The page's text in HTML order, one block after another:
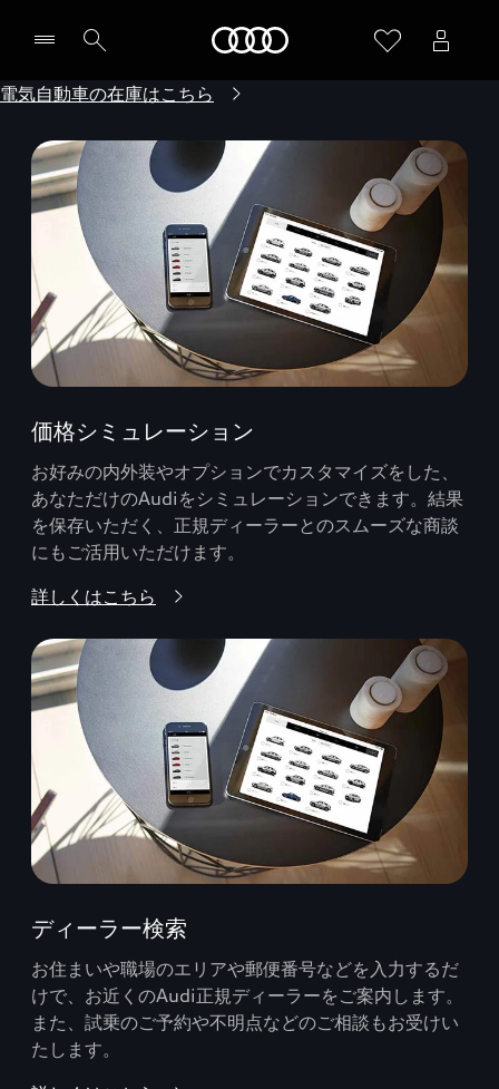
電気自動車の在庫はこちら
価格シミュレーション
お好みの内外装やオプションでカスタマイズをした、
あなただけのAudiをシミュレーションできます。結果
を保存いただく、正規ディーラーとのスムーズな商談
にもご活用いただけます。
詳しくはこちら
ディーラー検索
お住まいや職場のエリアや郵便番号などを入力するだ
けで、お近くのAudi正規ディーラーをご案内します。
また、試乗のご予約や不明点などのご相談もお受けい
たします。